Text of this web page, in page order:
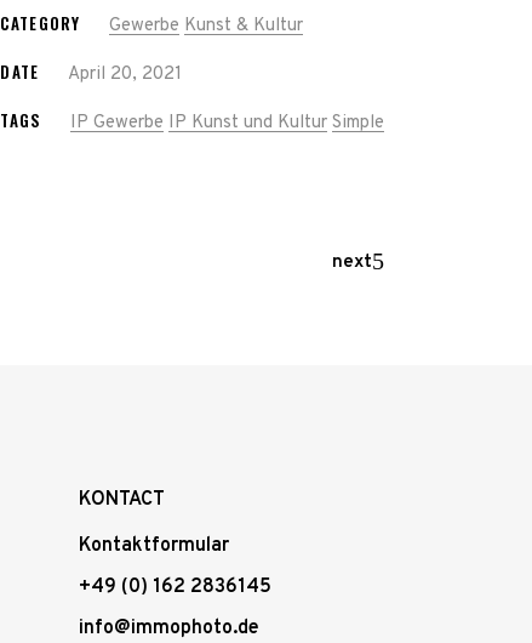
CATEGORY Gewerbe Kunst & Kultur
DATE April 20, 2021
TAGS IP Gewerbe IP Kunst und Kultur Simple
next
KONTACT
Kontaktformular
+49 (0) 162 2836145
info@immophoto.de